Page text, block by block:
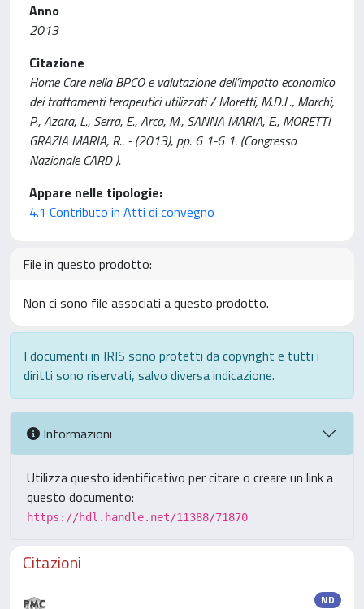
Anno
2013
Citazione
Home Care nella BPCO e valutazione dell’impatto economico
dei trattamenti terapeutici utilizzati / Moretti, M.D.L., Marchi,
P., Azara, L., Serra, E., Arca, M., SANNA MARIA, E., MORETTI
GRAZIA MARIA, R.. - (2013), pp. 6 1-6 1. (Congresso
Nazionale CARD ).
Appare nelle tipologie:
4.1 Contributo in Atti di convegno
File in questo prodotto:
Non ci sono file associati a questo prodotto.
I documenti in IRIS sono protetti da copyright e tutti i
diritti sono riservati, salvo diversa indicazione.
Informazioni
Utilizza questo identificativo per citare o creare un link a
questo documento:
https://hdl.handle.net/11388/71870
Citazioni
ND